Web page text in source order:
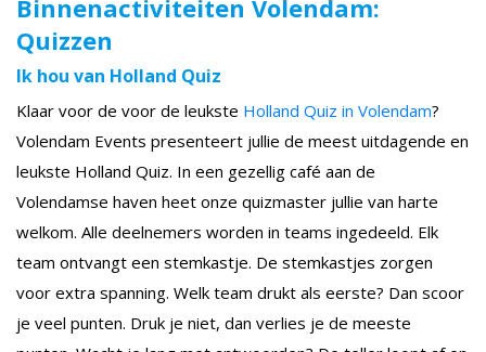
Binnenactiviteiten Volendam:
Quizzen
Ik hou van Holland Quiz
Klaar voor de voor de leukste Holland Quiz in Volendam?
Volendam Events presenteert jullie de meest uitdagende en
leukste Holland Quiz. In een gezellig café aan de
Volendamse haven heet onze quizmaster jullie van harte
welkom. Alle deelnemers worden in teams ingedeeld. Elk
team ontvangt een stemkastje. De stemkastjes zorgen
voor extra spanning. Welk team drukt als eerste? Dan scoor
je veel punten. Druk je niet, dan verlies je de meeste